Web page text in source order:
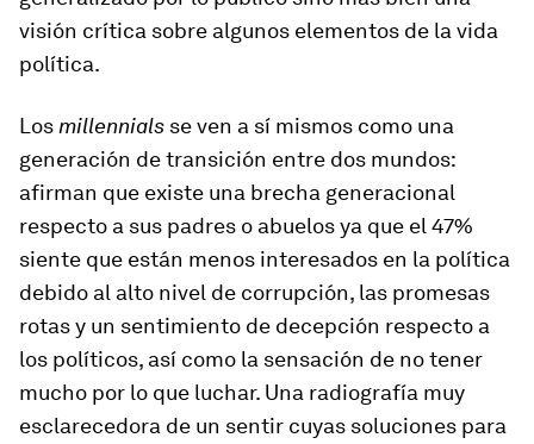
visión crítica sobre algunos elementos de la vida
política.
Los millennials se ven a sí mismos como una
generación de transición entre dos mundos:
afirman que existe una brecha generacional
respecto a sus padres o abuelos ya que el 47%
siente que están menos interesados en la política
debido al alto nivel de corrupción, las promesas
rotas y un sentimiento de decepción respecto a
los políticos, así como la sensación de no tener
mucho por lo que luchar. Una radiografía muy
esclarecedora de un sentir cuyas soluciones para